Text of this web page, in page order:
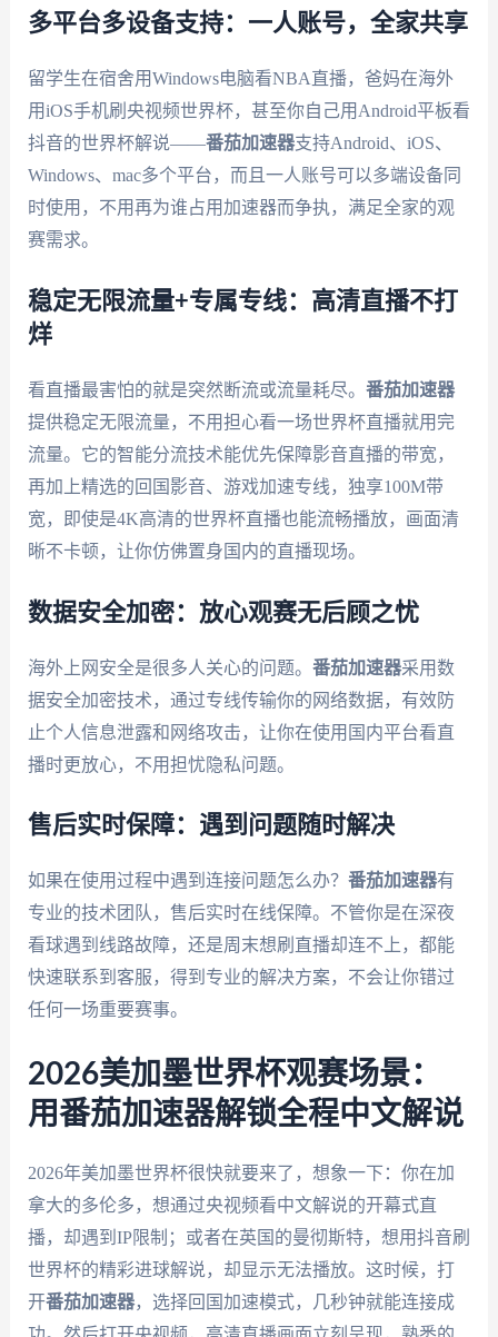
多平台多设备支持：一人账号，全家共享
留学生在宿舍用Windows电脑看NBA直播，爸妈在海外
用iOS手机刷央视频世界杯，甚至你自己用Android平板看
抖音的世界杯解说——番茄加速器支持Android、iOS、
Windows、mac多个平台，而且一人账号可以多端设备同
时使用，不用再为谁占用加速器而争执，满足全家的观
赛需求。
稳定无限流量+专属专线：高清直播不打
烊
看直播最害怕的就是突然断流或流量耗尽。 番茄加速器
提供稳定无限流量，不用担心看一场世界杯直播就用完
流量。它的智能分流技术能优先保障影音直播的带宽，
再加上精选的回国影音、游戏加速专线，独享100M带
宽，即使是4K高清的世界杯直播也能流畅播放，画面清
晰不卡顿，让你仿佛置身国内的直播现场。
数据安全加密：放心观赛无后顾之忧
海外上网安全是很多人关心的问题。 番茄加速器采用数
据安全加密技术，通过专线传输你的网络数据，有效防
止个人信息泄露和网络攻击，让你在使用国内平台看直
播时更放心，不用担忧隐私问题。
售后实时保障：遇到问题随时解决
如果在使用过程中遇到连接问题怎么办？ 番茄加速器有
专业的技术团队，售后实时在线保障。不管你是在深夜
看球遇到线路故障，还是周末想刷直播却连不上，都能
快速联系到客服，得到专业的解决方案，不会让你错过
任何一场重要赛事。
2026美加墨世界杯观赛场景：
用番茄加速器解锁全程中文解说
2026年美加墨世界杯很快就要来了，想象一下：你在加
拿大的多伦多，想通过央视频看中文解说的开幕式直
播，却遇到IP限制；或者在英国的曼彻斯特，想用抖音刷
世界杯的精彩进球解说，却显示无法播放。这时候，打
开番茄加速器，选择回国加速模式，几秒钟就能连接成